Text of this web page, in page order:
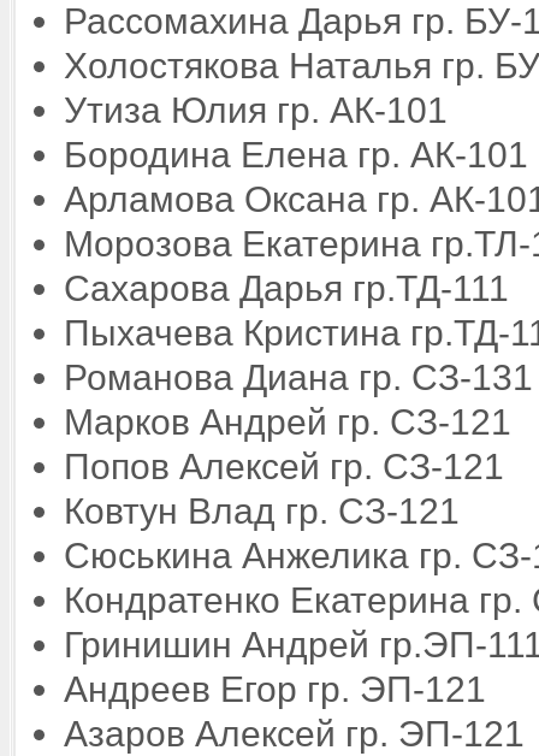
Рассомахина Дарья гр.
Холостякова Наталья
Утиза Юлия гр. АК-
Бородина
Арламова Оксана
Морозова Екатерина
Сахарова Дарья гр.ТД-
Пыхачева Кристина гр.ТД-
Романова Диана гр. СЗ-131
Марков Андрей гр. СЗ-121
Попов Алексей гр. СЗ-121
Ковтун Влад гр. СЗ-121
Сюськина Анжелика гр. СЗ-
Кондратенко Екатерина гр.
Гринишин Андрей гр.ЭП-
Андреев Егор гр. ЭП-121
Азаров Алексей гр. ЭП-121